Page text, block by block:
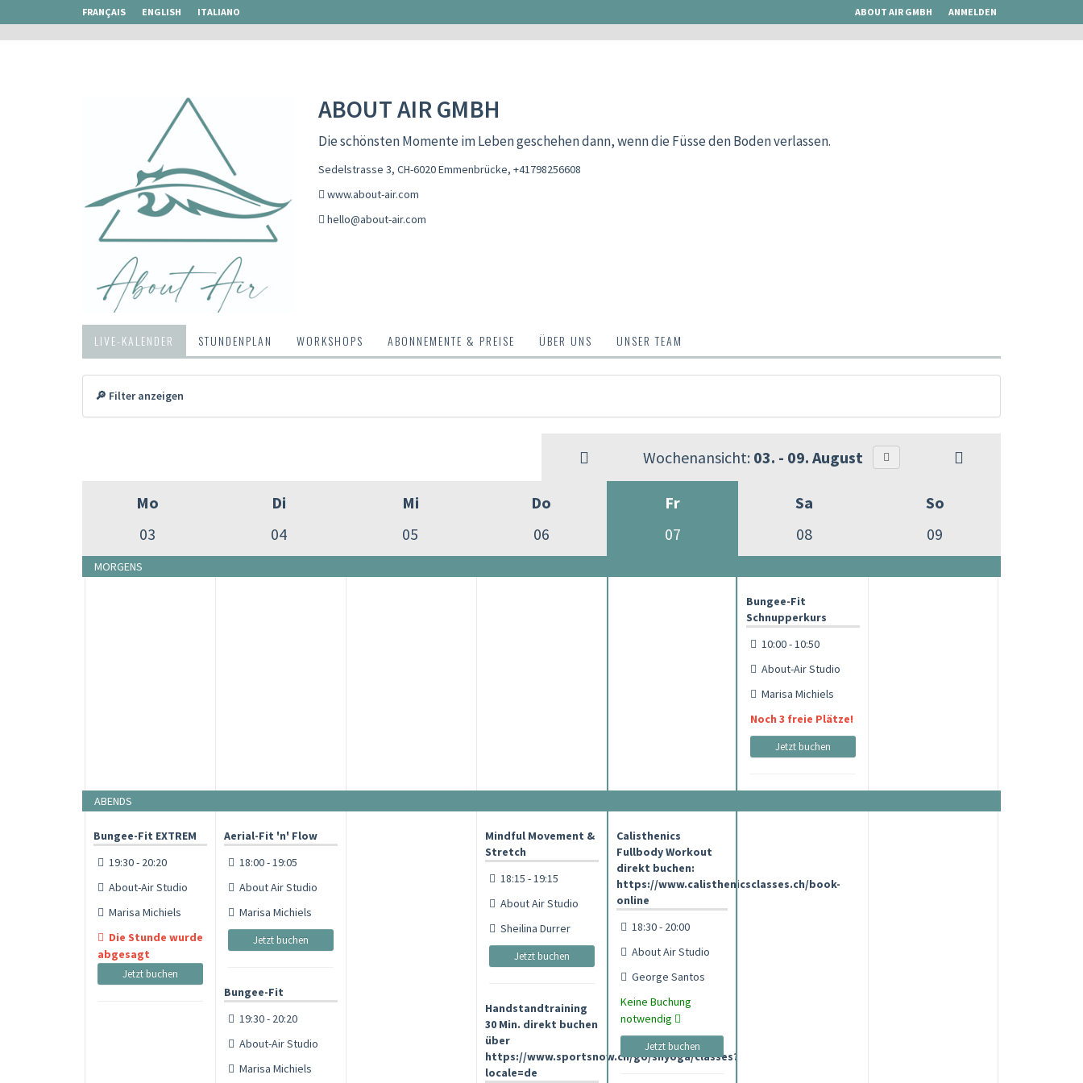
FRANÇAIS ENGLISH ITALIANO ABOUT AIR GMBH ANMELDEN
ABOUT AIR GMBH
Die schönsten Momente im Leben geschehen dann, wenn die Füsse den Boden verlassen.
Sedelstrasse 3, CH-6020 Emmenbrücke, +41798256608
www.about-air.com
hello@about-air.com
LIVE-KALENDER STUNDENPLAN WORKSHOPS ABONNEMENTE & PREISE ÜBER UNS UNSER TEAM
🔎 Filter anzeigen
Wochenansicht: 03. - 09. August
Mo
03
Di
04
Mi
05
Do
06
Fr
07
Sa
08
So
09
MORGENS
Bungee-Fit
Schnupperkurs
10:00 - 10:50
About-Air Studio
Marisa Michiels
Noch 3 freie Plätze!
Jetzt buchen
ABENDS
Bungee-Fit EXTREM
19:30 - 20:20
About-Air Studio
Marisa Michiels
Die Stunde wurde
abgesagt
Jetzt buchen
Aerial-Fit 'n' Flow
18:00 - 19:05
About Air Studio
Marisa Michiels
Jetzt buchen
Bungee-Fit
19:30 - 20:20
About-Air Studio
Marisa Michiels
Mindful Movement &
Stretch
18:15 - 19:15
About Air Studio
Sheilina Durrer
Jetzt buchen
Handstandtraining
30 Min. direkt buchen
über
https://www.sportsnow.ch/go/shyoga/classes?
locale=de
Calisthenics
Fullbody Workout
direkt buchen:
https://www.calisthenicsclasses.ch/book-
online
18:30 - 20:00
About Air Studio
George Santos
Keine Buchung
notwendig
Jetzt buchen